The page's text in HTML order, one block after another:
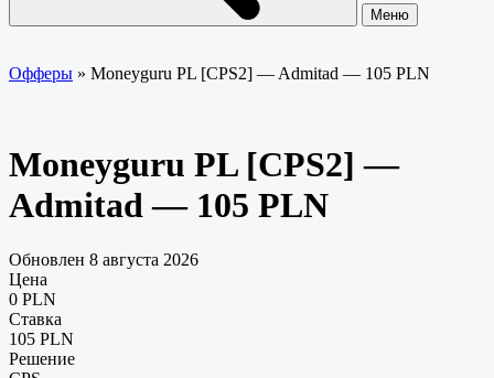
Меню
Офферы » Moneyguru PL [CPS2] — Admitad — 105 PLN
Moneyguru PL [CPS2] —
Admitad — 105 PLN
Обновлен 8 августа 2026
Цена
0 PLN
Ставка
105 PLN
Решение